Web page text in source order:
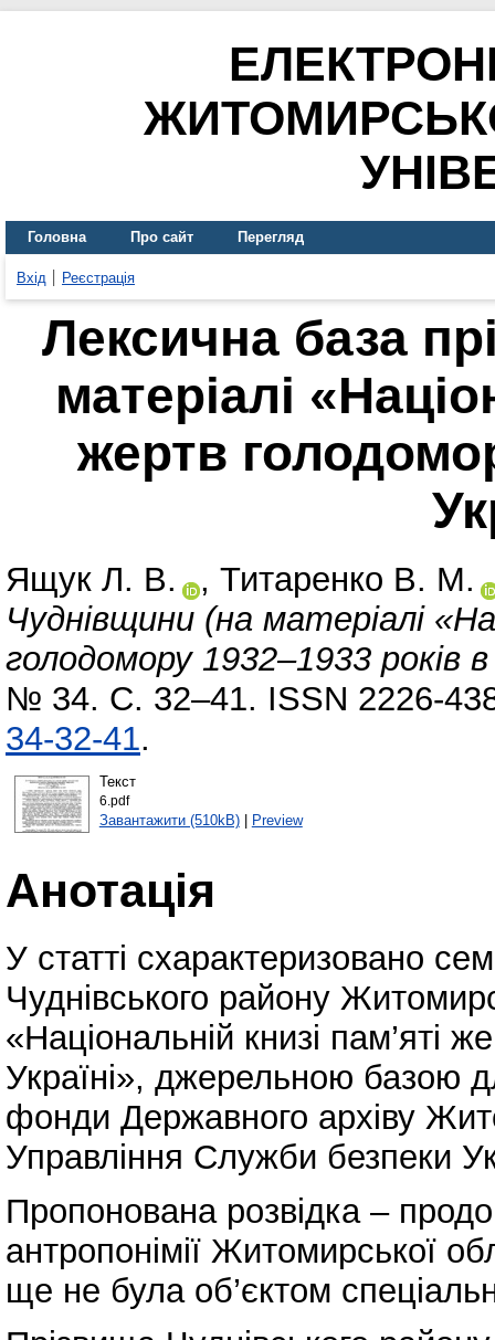
Головна Про сайт Перегляд
Вхід Реєстрація
Лексична база
матеріалі
жертв
Ящук Л. В. , Титаренко В. М.
Чуднівщини (на матеріалі
голодомору 1932–1933 років в
№ 34. С. 32–41. ISSN 2226-
34-32-41.
Текст
6.pdf
Завантажити (510kB)| Preview
Анотація
У статті схарактеризовано
Чуднівського району
«Національній книзі пам’яті
Україні», джерельною базою
фонди Державного архіву
Управління Служби безпеки
Пропонована розвідка –
антропонімії Житомирської
ще не була об’єктом